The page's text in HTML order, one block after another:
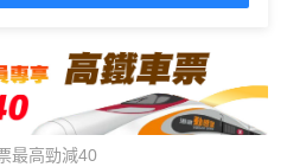
最高勁減40